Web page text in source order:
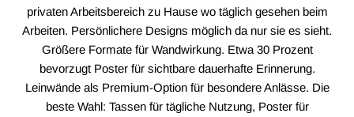
privaten Arbeitsbereich zu Hause wo täglich gesehen beim
Arbeiten. Persönlichere Designs möglich da nur sie es sieht.
Größere Formate für Wandwirkung. Etwa 30 Prozent
bevorzugt Poster für sichtbare dauerhafte Erinnerung.
Leinwände als Premium-Option für besondere Anlässe. Die
beste Wahl: Tassen für tägliche Nutzung, Poster für